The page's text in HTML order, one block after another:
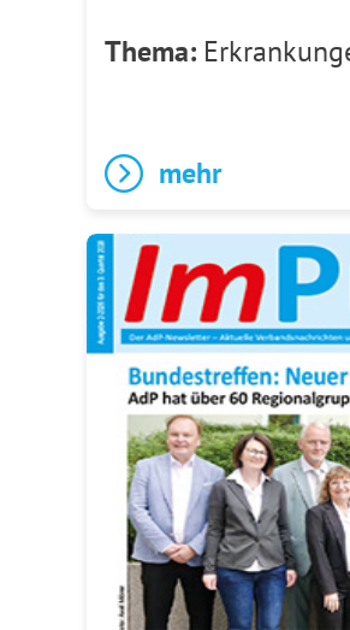
Thema:
mehr